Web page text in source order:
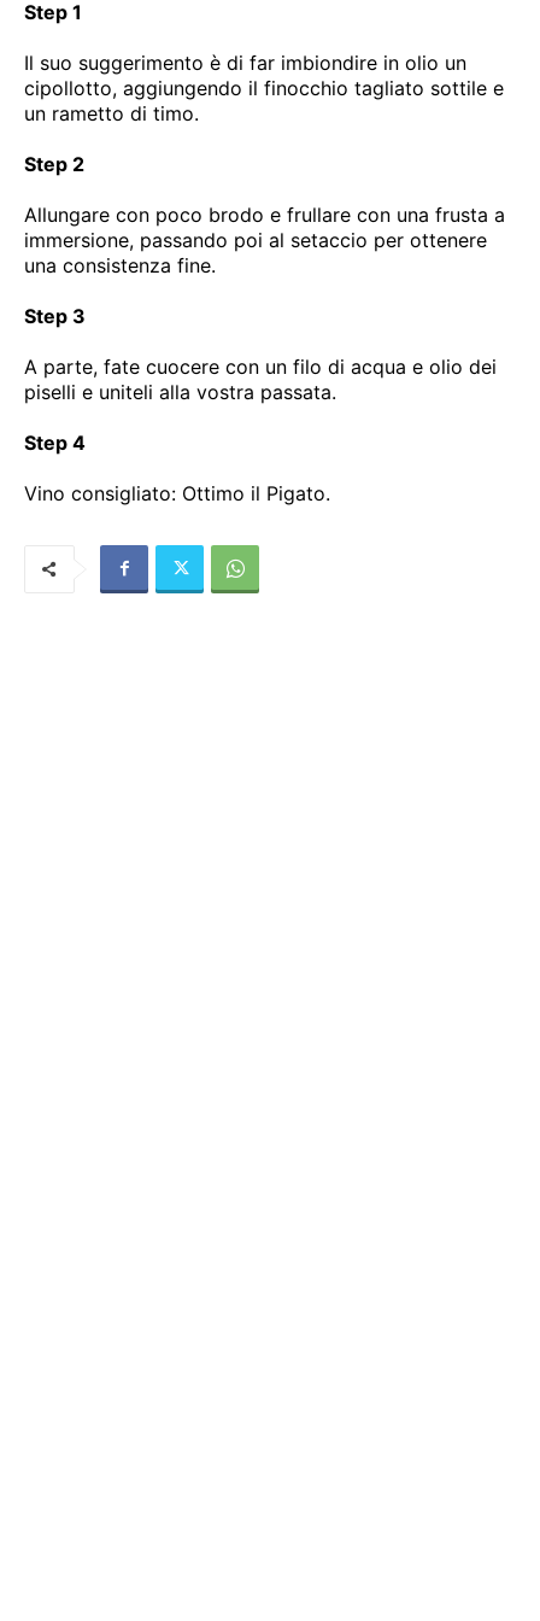
Step 1
Il suo suggerimento è di far imbiondire in olio un
cipollotto, aggiungendo il finocchio tagliato sottile e
un rametto di timo.
Step 2
Allungare con poco brodo e frullare con una frusta a
immersione, passando poi al setaccio per ottenere
una consistenza fine.
Step 3
A parte, fate cuocere con un filo di acqua e olio dei
piselli e uniteli alla vostra passata.
Step 4
Vino consigliato: Ottimo il Pigato.